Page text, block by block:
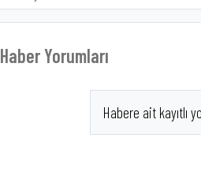
Haber Yorumları
Habere ait kayıtlı